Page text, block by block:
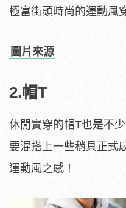
極富街頭時尚的運動風
圖片來源
2.帽T
休閒實穿的帽T也是不
要混搭上一些稍具正式
運動風之感！